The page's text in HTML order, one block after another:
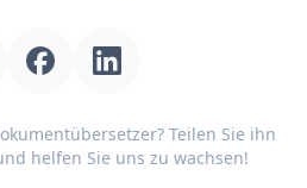
Teilen Sie ihn
helfen Sie uns zu wachsen!